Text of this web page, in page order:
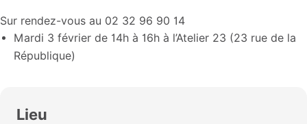
Sur rendez-vous au 02 32 96 90 14
Mardi 3 février de 14h à 16h à l’Atelier 23 (23 rue de la
République)
Lieu